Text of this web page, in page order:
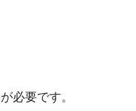
必要です。